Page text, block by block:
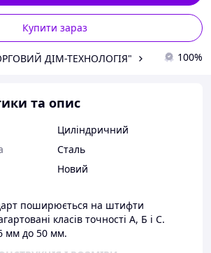
Купити зараз
ДІМ-ТЕХНОЛОГІЯ" 100%
та опис
Циліндричний
Сталь
Новий
поширюється на штифти
класів точності А, Б і С.
мм до 50 мм.